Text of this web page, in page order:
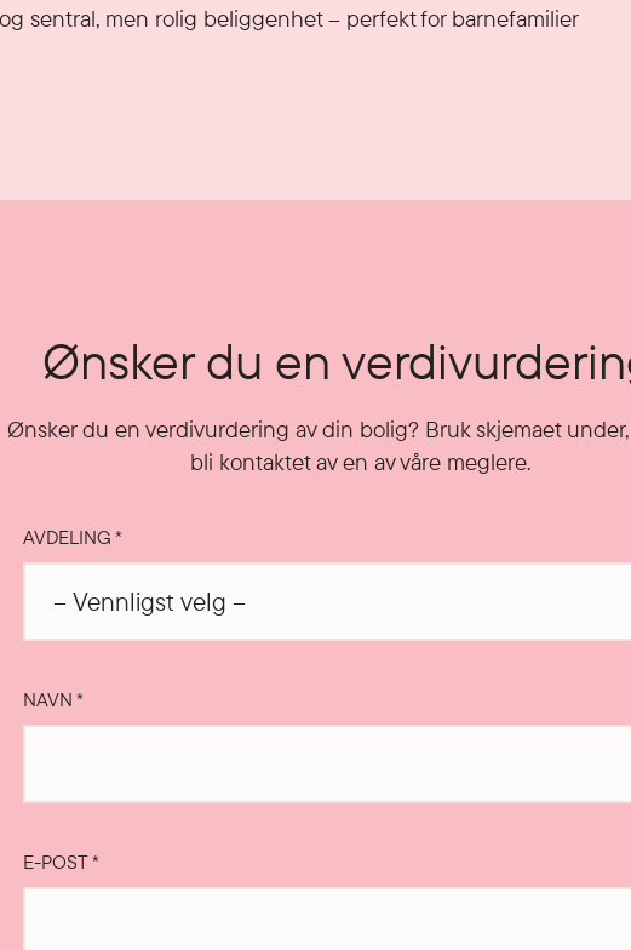
sentral, men rolig beliggenhet – perfekt for barnefamilier
Ønsker du en
Ønsker du en verdivurdering av din bolig? Bruk skjemaet
bli kontaktet av en av våre meglere.
AVDELING*
NAVN*
E-POST*